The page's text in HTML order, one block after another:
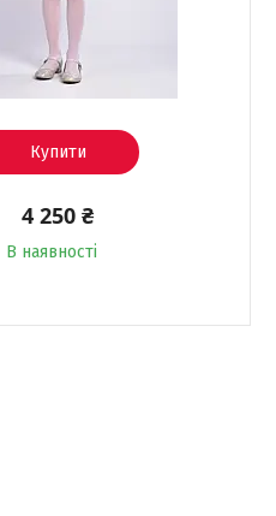
Купити
4 250 ₴
В наявності